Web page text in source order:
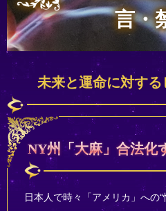
言・
未来と運命に対す
NY州「大麻」合法化
日本人で時々「アメリカ」への